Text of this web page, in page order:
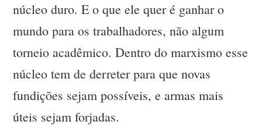
núcleo duro. E o que ele quer é ganhar o
mundo para os trabalhadores, não algum
torneio acadêmico. Dentro do marxismo esse
núcleo tem de derreter para que novas
fundições sejam possíveis, e armas mais
úteis sejam forjadas.